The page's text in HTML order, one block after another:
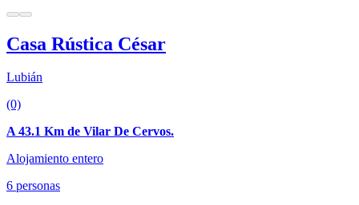
Casa Rústica César
Lubián
(0)
A 43.1 Km de Vilar De Cervos.
Alojamiento entero
6 personas